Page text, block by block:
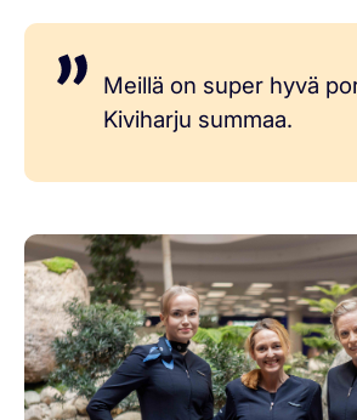
Meillä on super hyvä
Kiviharju summaa.